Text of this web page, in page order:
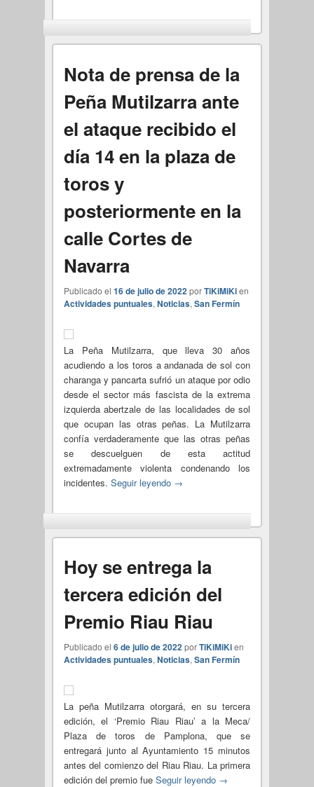
Nota de prensa de la
Peña Mutilzarra ante
el ataque recibido el
día 14 en la plaza de
toros y
posteriormente en la
calle Cortes de
Navarra
Publicado el 16 de julio de 2022 porTiKiMiKien
Actividades puntuales, Noticias, San Fermín
La Peña Mutilzarra, que lleva 30 años
acudiendo a los toros a andanada de sol con
charanga y pancarta sufrió un ataque por odio
desde el sector más fascista de la extrema
izquierda abertzale de las localidades de sol
que ocupan las otras peñas. La Mutilzarra
confía verdaderamente que las otras peñas
se descuelguen de esta actitud
extremadamente violenta condenando los
incidentes. Seguir leyendo →
Hoy se entrega la
tercera edición del
Premio Riau Riau
Publicado el 6 de julio de 2022porTiKiMiKien
Actividades puntuales, Noticias, San Fermín
La peña Mutilzarra otorgará, en su tercera
edición, el ‘Premio Riau Riau’ a la Meca/
Plaza de toros de Pamplona, que se
entregará junto al Ayuntamiento 15 minutos
antes del comienzo del Riau Riau. La primera
edición del premio fue Seguir leyendo →